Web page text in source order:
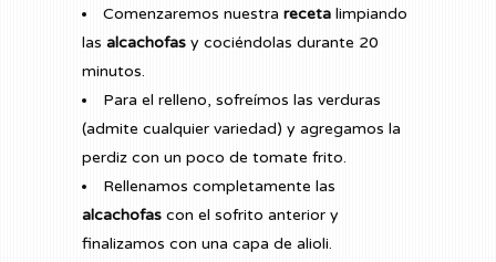
Comenzaremos nuestra receta limpiando
las alcachofas y cociéndolas durante 20
minutos.
Para el relleno, sofreímos las verduras
(admite cualquier variedad) y agregamos la
perdiz con un poco de tomate frito.
Rellenamos completamente las
alcachofas con el sofrito anterior y
finalizamos con una capa de alioli.